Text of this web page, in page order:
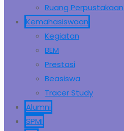
Ruang Perpustakaan
Kemahasiswaan
Kegiatan
BEM
Prestasi
Beasiswa
Tracer Study
Alumni
SPMI